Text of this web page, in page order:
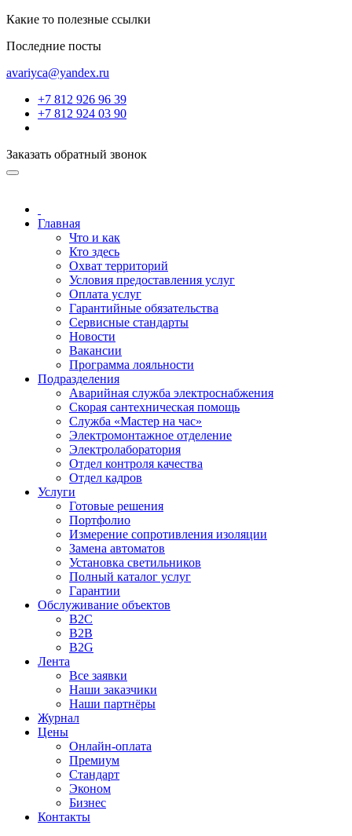
Какие то полезные ссылки
Последние посты
avariyca@yandex.ru
+7 812 926 96 39
+7 812 924 03 90
Заказать обратный звонок
Главная
Что и как
Кто здесь
Охват территорий
Условия предоставления услуг
Оплата услуг
Гарантийные обязательства
Сервисные стандарты
Новости
Вакансии
Программа лояльности
Подразделения
Аварийная служба электроснабжения
Скорая сантехническая помощь
Служба «Мастер на час»
Электромонтажное отделение
Электролаборатория
Отдел контроля качества
Отдел кадров
Услуги
Готовые решения
Портфолио
Измерение сопротивления изоляции
Замена автоматов
Установка светильников
Полный каталог услуг
Гарантии
Обслуживание объектов
B2C
B2B
B2G
Лента
Все заявки
Наши заказчики
Наши партнёры
Журнал
Цены
Онлайн-оплата
Премиум
Стандарт
Эконом
Бизнес
Контакты